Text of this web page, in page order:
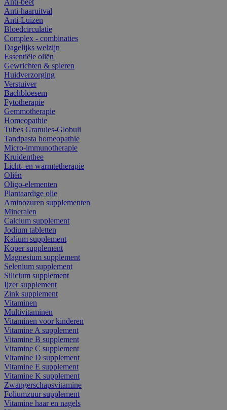
Anti-haaruitval
Anti-Luizen
Bloedcirculatie
Complex - combinaties
Dagelijks welzijn
Essentiële oliën
Gewrichten & spieren
Huidverzorging
Verstuiver
Bachbloesem
Fytotherapie
Gemmotherapie
Homeopathie
Tubes Granules-Globuli
Tandpasta homeopathie
Micro-immunotherapie
Kruidenthee
Licht- en warmtetherapie
Oliën
Oligo-elementen
Plantaardige olie
Aminozuren supplementen
Mineralen
Calcium supplement
Jodium tabletten
Kalium supplement
Koper supplement
Magnesium supplement
Selenium supplement
Silicium supplement
Ijzer supplement
Zink supplement
Vitaminen
Multivitaminen
Vitaminen voor kinderen
Vitamine A supplement
Vitamine B supplement
Vitamine C supplement
Vitamine D supplement
Vitamine E supplement
Vitamine K supplement
Zwangerschapsvitamine
Foliumzuur supplement
Vitamine haar en nagels